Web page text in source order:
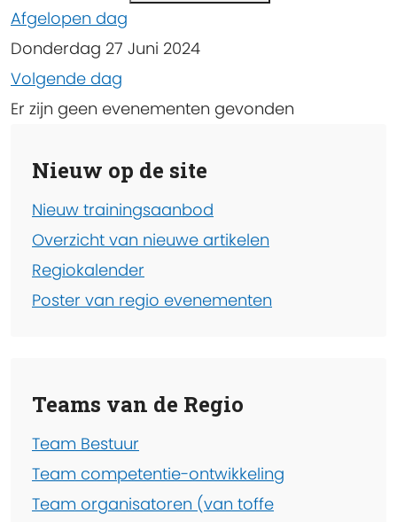
Afgelopen dag
Donderdag 27 Juni 2024
Volgende dag
Er zijn geen evenementen gevonden
Nieuw op de site
Nieuw trainingsaanbod
Overzicht van nieuwe artikelen
Regiokalender
Poster van regio evenementen
Teams van de Regio
Team Bestuur
Team competentie-ontwikkeling
Team organisatoren (van toffe